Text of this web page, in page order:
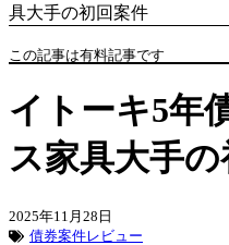
具大手の初回案件
この記事は有料記事です
イトーキ5年
ス家具大手
2025年11月28日
債券案件レビュー